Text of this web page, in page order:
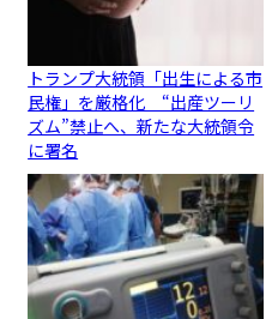
トランプ大統領「出生による市
民権」を厳格化 “出産ツーリ
ズム”禁止へ、新たな大統領令
に署名